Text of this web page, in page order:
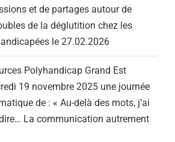
et de partages autour de
de la déglutition chez les
le 27.02.2026
Polyhandicap Grand Est
19 novembre 2025 une journée
de : « Au-delà des mots, j’ai
La communication autrement